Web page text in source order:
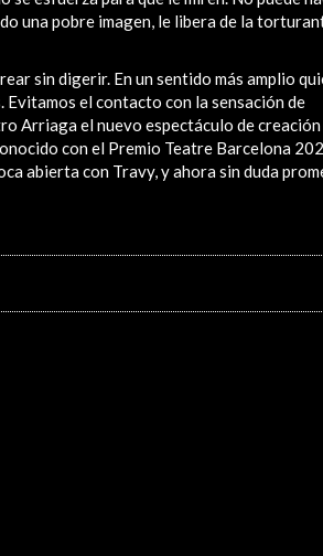
una pobre imagen, le libera de la
sin digerir. En un sentido más amplio
el contacto con la sensación de
Arriaga el nuevo espectáculo de creación
con el Premio Teatre Barcelona
abierta con Travy, y ahora sin duda